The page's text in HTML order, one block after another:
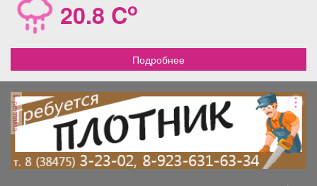
20.8 Co
Подробнее
реклама